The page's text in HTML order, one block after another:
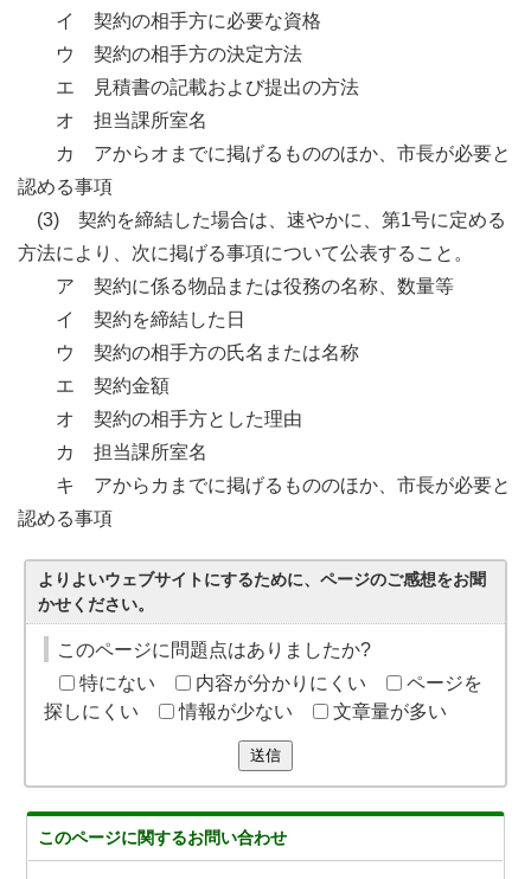
イ 契約の相手方に必要な資格
ウ 契約の相手方の決定方法
エ 見積書の記載および提出の方法
オ 担当課所室名
カ アからオまでに掲げるもののほか、市長が必要と
認める事項
(3) 契約を締結した場合は、速やかに、第1号に定める
方法により、次に掲げる事項について公表すること。
ア 契約に係る物品または役務の名称、数量等
イ 契約を締結した日
ウ 契約の相手方の氏名または名称
エ 契約金額
オ 契約の相手方とした理由
カ 担当課所室名
キ アからカまでに掲げるもののほか、市長が必要と
認める事項
よりよいウェブサイトにするために、ページのご感想をお聞
かせください。
このページに問題点はありましたか?
特にない
内容が分かりにくい
ページを
探しにくい
情報が少ない 文章量が多い
送信
このページに関するお問い合わせ